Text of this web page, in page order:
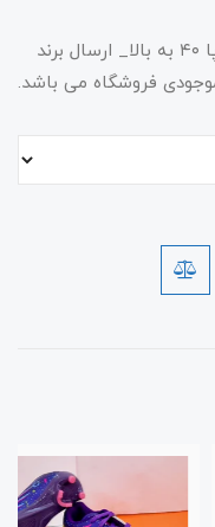
کیفیت عالی _ حوله ای _مناسب سایز پا ۴۰ به بالا_ ارسال برند
فروشگاه می باشد.